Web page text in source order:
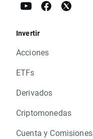
Invertir
Acciones
ETFs
Derivados
Criptomonedas
Cuenta y Comisiones